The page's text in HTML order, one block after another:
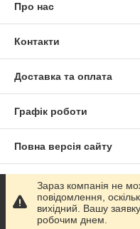
Про нас
Контакти
Доставка та оплата
Графік роботи
Повна версія сайту
Сайт створено на
Політика
Зараз компанія не
повідомлення,
вихідний. Вашу
робочим днем.